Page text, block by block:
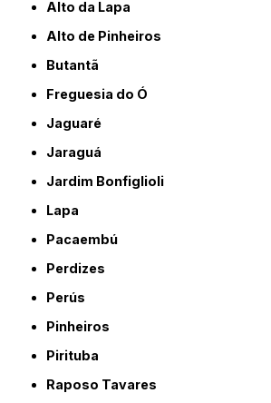
Alto da Lapa
Alto de Pinheiros
Butantã
Freguesia do Ó
Jaguaré
Jaraguá
Jardim Bonfiglioli
Lapa
Pacaembú
Perdizes
Perús
Pinheiros
Pirituba
Raposo Tavares